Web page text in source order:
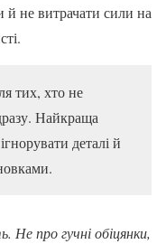
й не витрачати сили на
тих, хто не
Найкраща
деталі й
Не про гучні обіцянки,